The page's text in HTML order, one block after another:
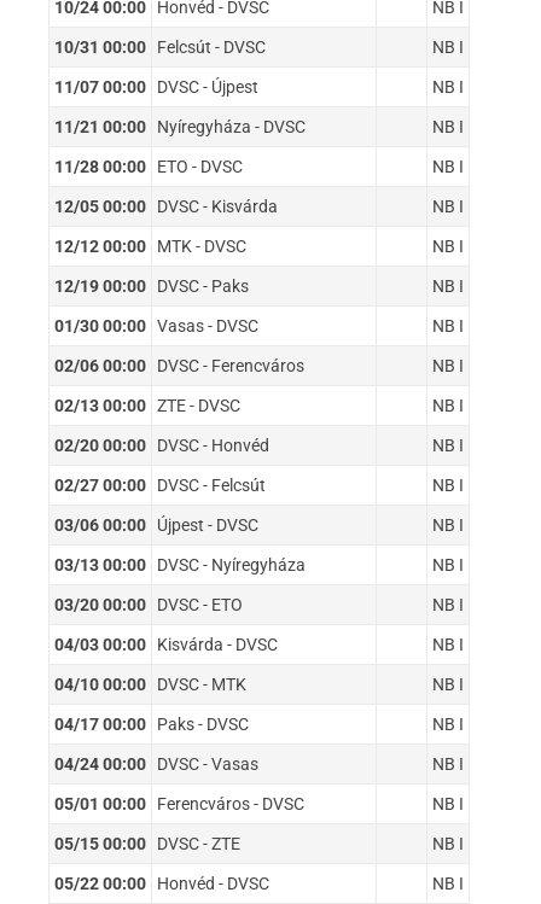
10/24 00:00 Honvéd - DVSC NB I
10/31 00:00 Felcsút - DVSC NB I
11/07 00:00 DVSC - Újpest NB I
11/21 00:00 Nyíregyháza - DVSC NB I
11/28 00:00 ETO - DVSC NB I
12/05 00:00 DVSC - Kisvárda NB I
12/12 00:00 MTK - DVSC NB I
12/19 00:00 DVSC - Paks NB I
01/30 00:00 Vasas - DVSC NB I
02/06 00:00 DVSC - Ferencváros NB I
02/13 00:00 ZTE - DVSC NB I
02/20 00:00 DVSC - Honvéd NB I
02/27 00:00 DVSC - Felcsút NB I
03/06 00:00 Újpest - DVSC NB I
03/13 00:00 DVSC - Nyíregyháza NB I
03/20 00:00 DVSC - ETO NB I
04/03 00:00 Kisvárda - DVSC NB I
04/10 00:00 DVSC - MTK NB I
04/17 00:00 Paks - DVSC NB I
04/24 00:00 DVSC - Vasas NB I
05/01 00:00 Ferencváros - DVSC NB I
05/15 00:00 DVSC - ZTE NB I
05/22 00:00 Honvéd - DVSC NB I